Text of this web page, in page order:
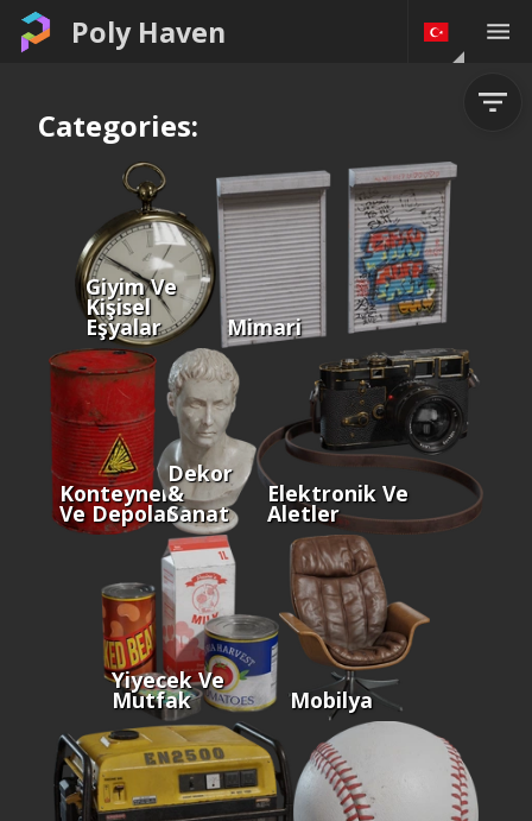
Poly Haven
Categories:
Giyim Ve
Kişisel
Eşyalar Mimari
Konteynerler
Ve Depolama
Dekor
&
Sanat
Elektronik Ve
Aletler
Yiyecek Ve
Mutfak Mobilya